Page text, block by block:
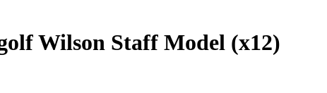
Wilson Staff Model (x12)